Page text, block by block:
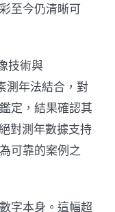
至今仍清晰可
技術與
測年法結合，對
定，結果確認其
對測年數據支持
可靠的案例之
字本身。這幅超